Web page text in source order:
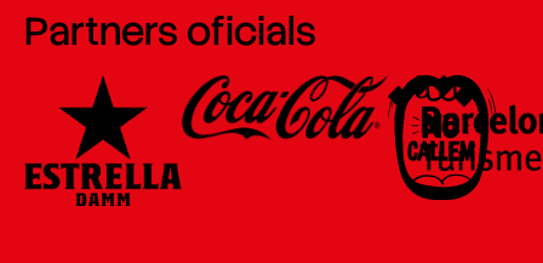
Partners oficials